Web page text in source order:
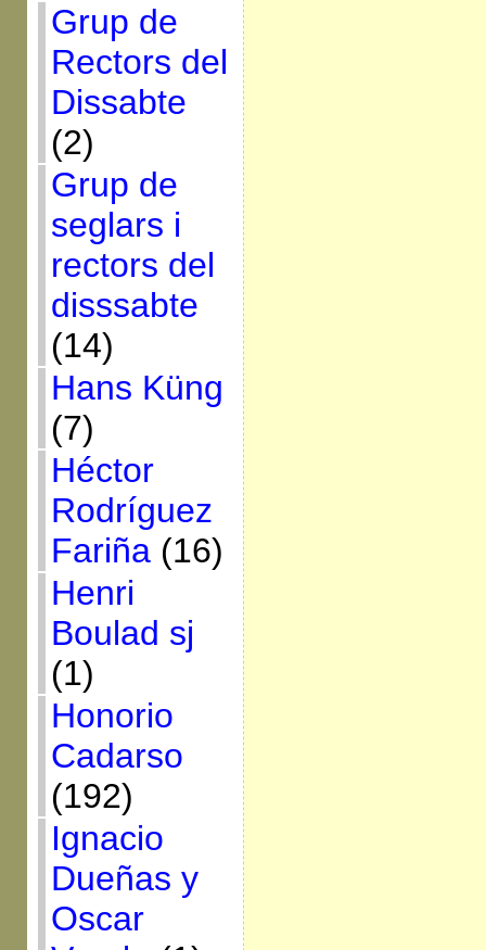
Grup de
Rectors del
Dissabte
(2)
Grup de
seglars i
rectors del
disssabte
(14)
Hans Küng
(7)
Héctor
Rodríguez
Fariña(16)
Henri
Boulad sj
(1)
Honorio
Cadarso
(192)
Ignacio
Dueñas y
Oscar